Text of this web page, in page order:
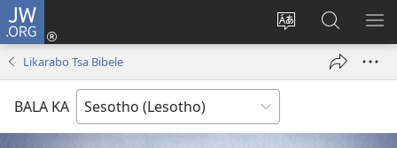
JW.ORG
Fetola
Kena
(opens
Batla
JW.ORG/
Likarabo Tsa Bibele
BALA KA